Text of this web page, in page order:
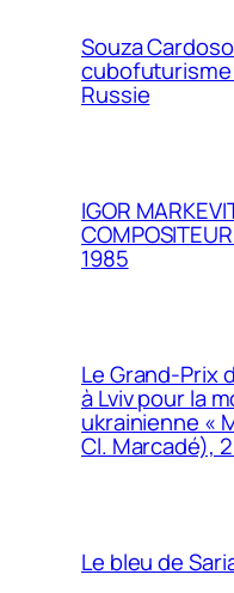
Souza
cubofuturisme
Russie
IGOR
1985
Le Grand-Prix
à Lviv pour la
ukrainienne «
Cl. Marcadé),
Le bleu de